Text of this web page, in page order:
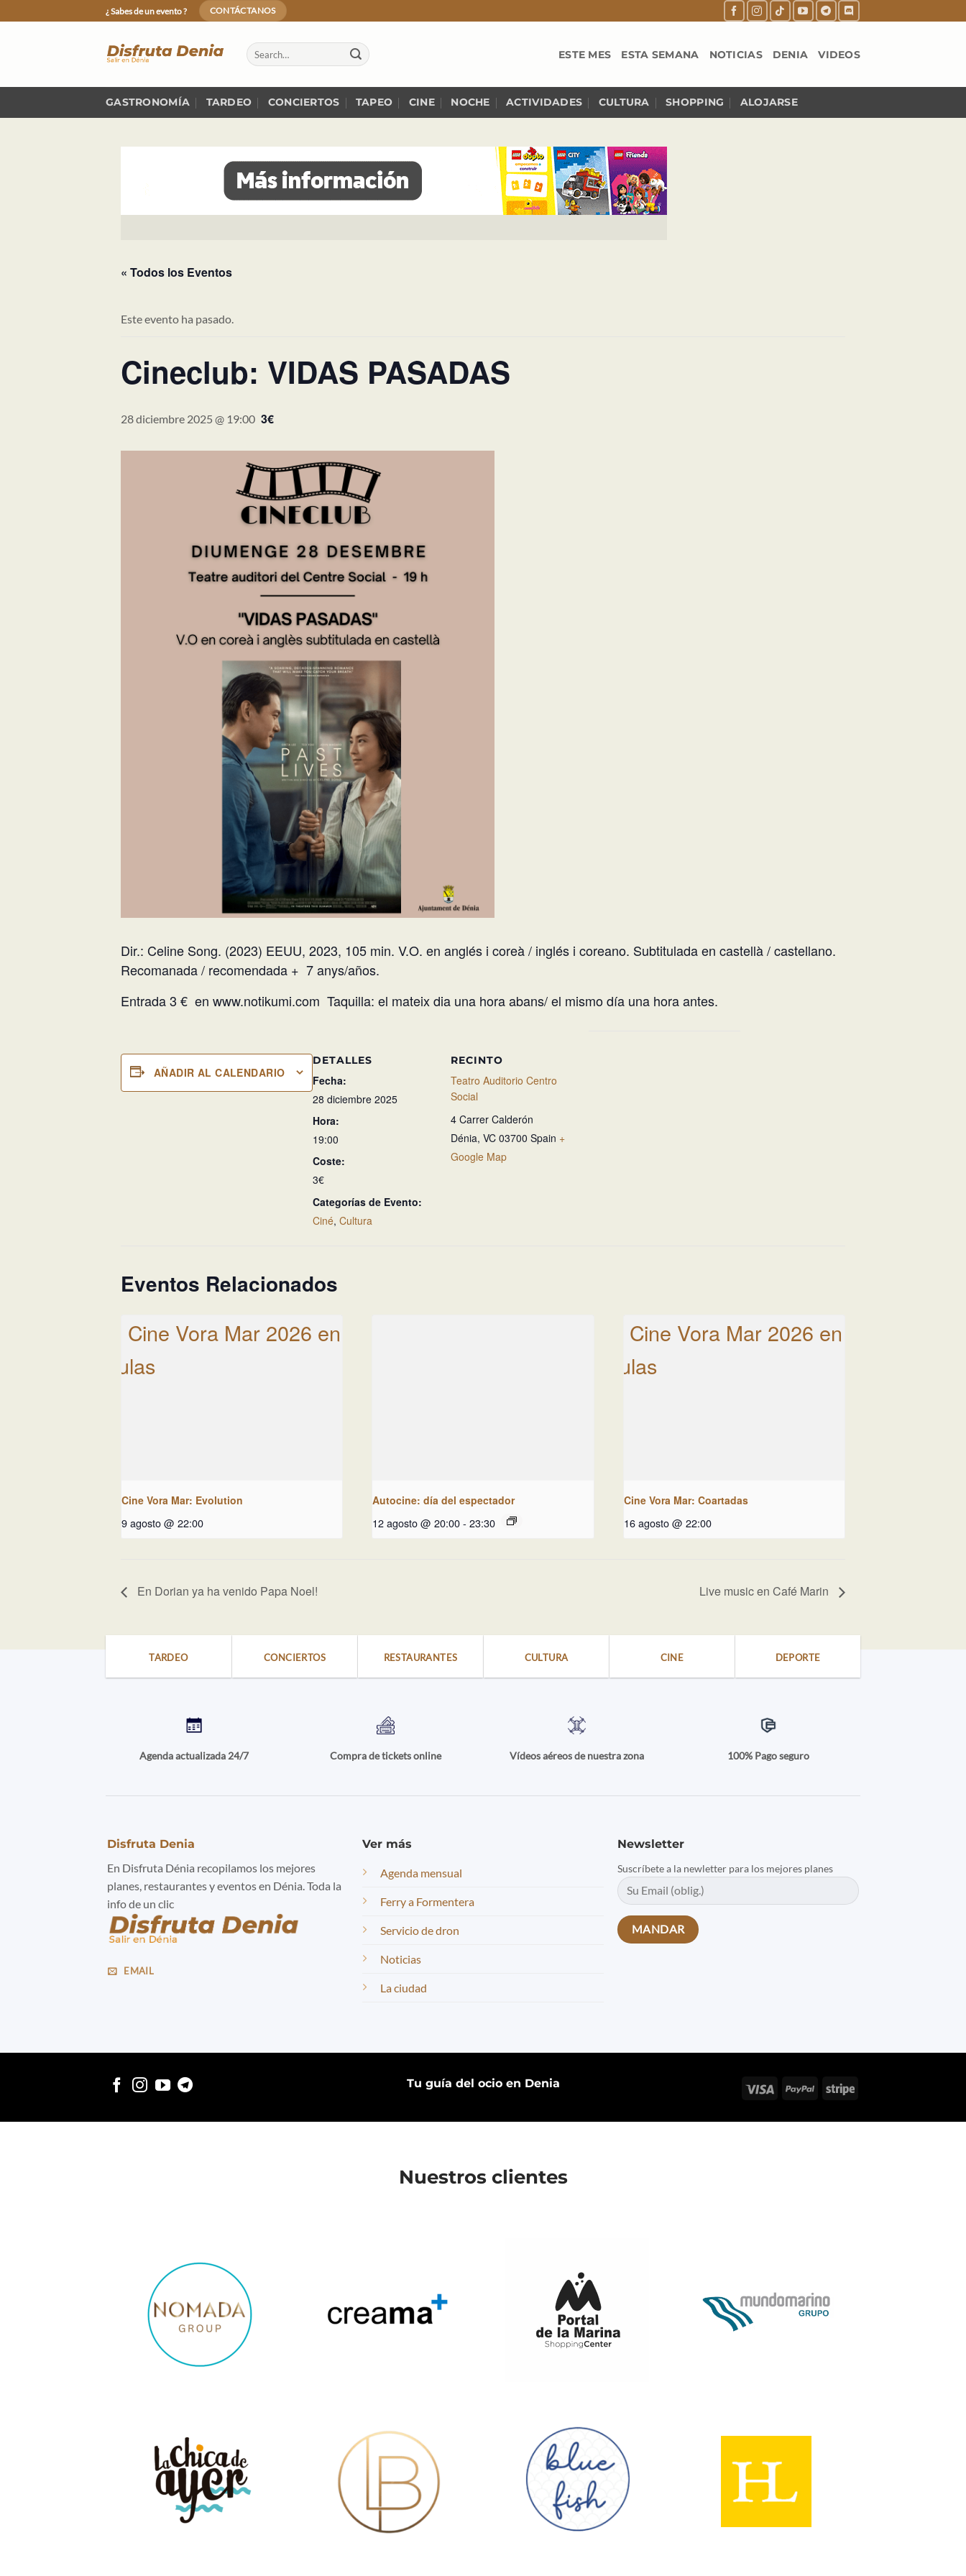
to
¿ Sabes de un evento ? CONTÁCTANOS
ESTE MES ESTA SEMANA NOTICIAS DENIA VIDEOS
GASTRONOMÍA TARDEO CONCIERTOS TAPEO CINE NOCHE ACTIVIDADES CULTURA SHOPPING ALOJARSE
« Todos los Eventos
Este evento ha pasado.
Cineclub: VIDAS PASADAS
28 diciembre 2025 @ 19:00 3€
Dir.: Celine Song. (2023) EEUU, 2023, 105 min. V.O. en anglés i coreà / inglés i coreano. Subtitulada en castellà / castellano.
Recomanada / recomendada + 7 anys/años.
Entrada 3 € en www.notikumi.com Taquilla: el mateix dia una hora abans/ el mismo día una hora antes.
AÑADIR AL CALENDARIO
DETALLES
Fecha:
28 diciembre 2025
Hora:
19:00
Coste:
3€
Categorías de Evento:
Ciné,Cultura
RECINTO
Teatro Auditorio Centro
Social
4 Carrer Calderón
Dénia, VC 03700 Spain +
Google Map
Eventos Relacionados
Cine Vora Mar: Evolution
9 agosto @ 22:00
Autocine: día del espectador
12 agosto @ 20:00 - 23:30
Cine Vora Mar: Coartadas
16 agosto @ 22:00
En Dorian ya ha venido Papa Noel! Live music en Café Marin
TARDEO CONCIERTOS RESTAURANTES CULTURA CINE DEPORTE
Agenda actualizada 24/7 Compra de tickets online Vídeos aéreos de nuestra zona 100% Pago seguro
Disfruta Denia
En Disfruta Dénia recopilamos los mejores
planes, restaurantes y eventos en Dénia. Toda la
info de un clic
EMAIL
Ver más
Agenda mensual
Ferry a Formentera
Servicio de dron
Noticias
La ciudad
Newsletter
Suscríbete a la newletter para los mejores planes
Tu guía del ocio en Denia Visa PayPal Stripe
Nuestros clientes